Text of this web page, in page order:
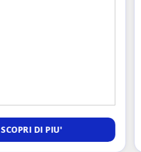
SCOPRI DI PIU'